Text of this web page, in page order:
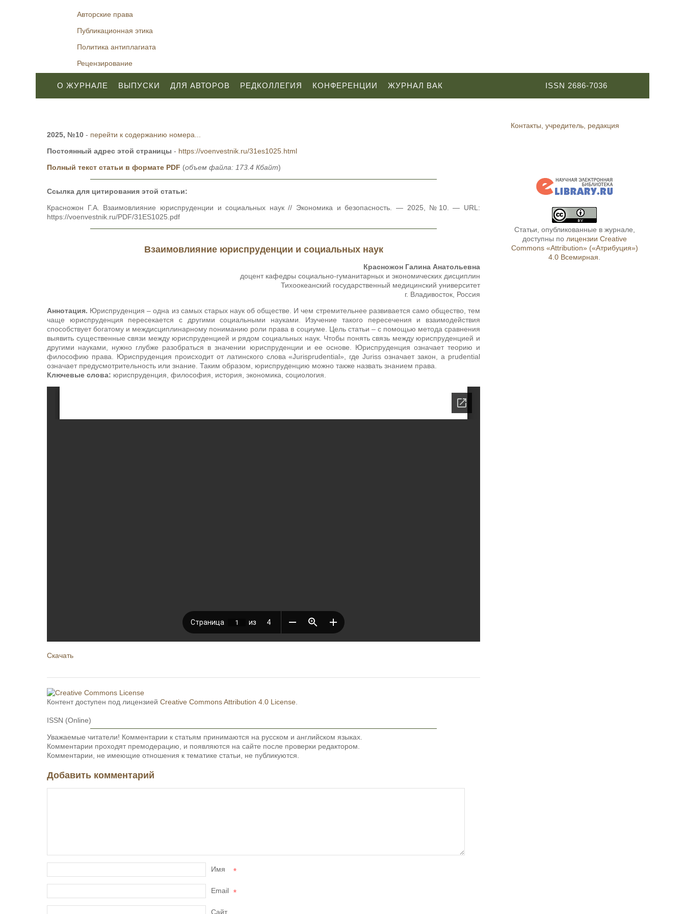
Авторские права
Публикационная этика
Политика антиплагиата
Рецензирование
ISSN 2686-7036
О ЖУРНАЛЕ ВЫПУСКИ ДЛЯ АВТОРОВ РЕДКОЛЛЕГИЯ КОНФЕРЕНЦИИ ЖУРНАЛ ВАК
2025, №10 - перейти к содержанию номера...
Постоянный адрес этой страницы - https://voenvestnik.ru/31es1025.html
Полный текст статьи в формате PDF (объем файла: 173.4 Кбайт)
Ссылка для цитирования этой статьи:
Красножон Г.А. Взаимовлияние юриспруденции и социальных наук // Экономика и безопасность. — 2025, №10. — URL:
https://voenvestnik.ru/PDF/31ES1025.pdf
Взаимовлияние юриспруденции и социальных наук
Красножон Галина Анатольевна
доцент кафедры социально-гуманитарных и экономических дисциплин
Тихоокеанский государственный медицинский университет
г. Владивосток, Россия
Аннотация. Юриспруденция – одна из самых старых наук об обществе. И чем стремительнее развивается само общество, тем
чаще юриспруденция пересекается с другими социальными науками. Изучение такого пересечения и взаимодействия
способствует богатому и междисциплинарному пониманию роли права в социуме. Цель статьи – с помощью метода сравнения
выявить существенные связи между юриспруденцией и рядом социальных наук. Чтобы понять связь между юриспруденцией и
другими науками, нужно глубже разобраться в значении юриспруденции и ее основе. Юриспруденция означает теорию и
философию права. Юриспруденция происходит от латинского слова «Jurisprudential», где Juriss означает закон, а prudential
означает предусмотрительность или знание. Таким образом, юриспруденцию можно также назвать знанием права.
Ключевые слова: юриспруденция, философия, история, экономика, социология.
Скачать
Контент доступен под лицензией Creative Commons Attribution 4.0 License
ISSN (Online)
Уважаемые читатели! Комментарии к статьям принимаются на русском и английском языках.
Комментарии проходят премодерацию, и появляются на сайте после проверки редактором.
Комментарии, не имеющие отношения к тематике статьи, не публикуются.
Добавить комментарий
Имя *
Email *
Сайт
Контакты, учредитель, редакция
Статьи, опубликованные в журнале,
доступны по лицензии Creative
Commons «Attribution» («Атрибуция»)
4.0 Всемирная